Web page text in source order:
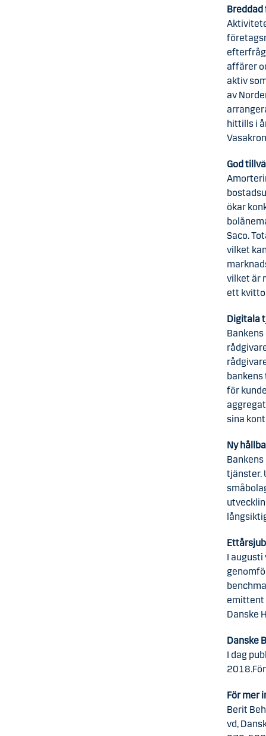
affärer
aktiv
av
hittills i
God
ökar
Saco.
vilket
vilket är
ett
Digitala
för
sina
Ny
tjänster.
I augusti
emittent
Danske
Danske
I dag
2018.
För mer
Berit
vd,